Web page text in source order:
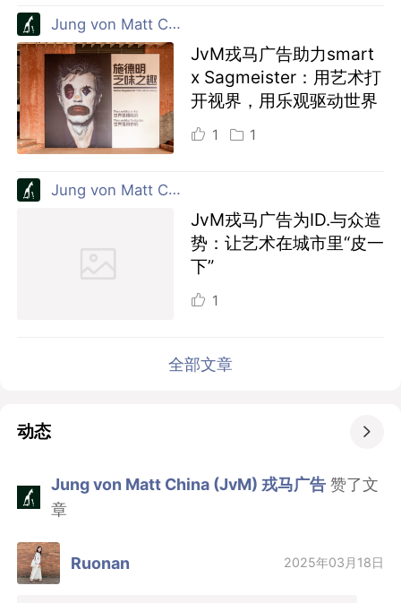
Jung von Matt China (JvM) 戎马广告
JvM戎马广告助力smart
x Sagmeister：用艺术打
开视界，用乐观驱动世界
1 1
Jung von Matt China (JvM) 戎马广告
JvM戎马广告为ID.与众造
势：让艺术在城市里“皮一
下”
1
全部文章
动态 
Jung von Matt China (JvM) 戎马广告 赞了文
章
Ruonan 2025年03月18日